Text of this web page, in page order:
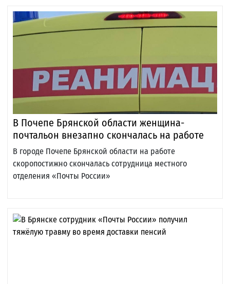
В Почепе Брянской области женщина-
почтальон внезапно скончалась на работе
В городе Почепе Брянской области на работе
скоропостижно скончалась сотрудница местного
отделения «Почты России»